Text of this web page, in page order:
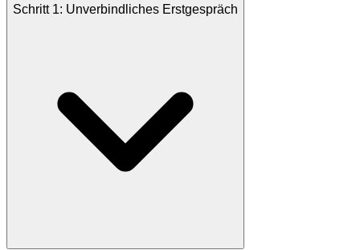
Schritt 1: Unverbindliches Erstgespräch